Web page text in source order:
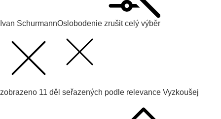
Ivan SchurmannOslobodenie zrušit celý výběr
zobrazeno 11 děl seřazených podle relevance Vyzkoušej